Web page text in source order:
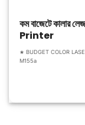
কম বাজেটে কালার
Printer
★ BUDGET COLOR
M155a